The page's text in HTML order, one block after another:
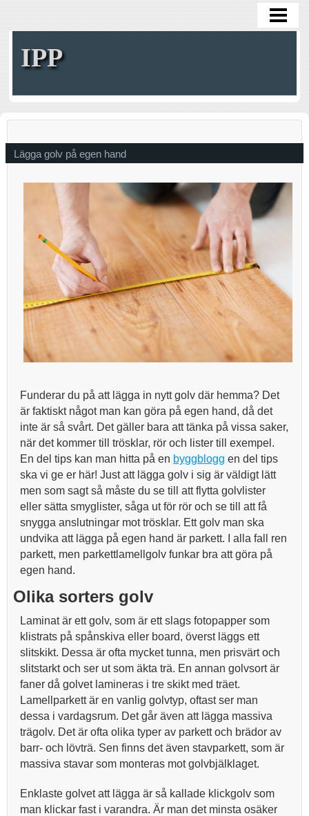
IPP
Lägga golv på egen hand
Funderar du på att lägga in nytt golv där hemma? Det
är faktiskt något man kan göra på egen hand, då det
inte är så svårt. Det gäller bara att tänka på vissa saker,
när det kommer till trösklar, rör och lister till exempel.
En del tips kan man hitta på en byggblogg en del tips
ska vi ge er här! Just att lägga golv i sig är väldigt lätt
men som sagt så måste du se till att flytta golvlister
eller sätta smyglister, såga ut för rör och se till att få
snygga anslutningar mot trösklar. Ett golv man ska
undvika att lägga på egen hand är parkett. I alla fall ren
parkett, men parkettlamellgolv funkar bra att göra på
egen hand.
Olika sorters golv
Laminat är ett golv, som är ett slags fotopapper som
klistrats på spånskiva eller board, överst läggs ett
slitskikt. Dessa är ofta mycket tunna, men prisvärt och
slitstarkt och ser ut som äkta trä. En annan golvsort är
faner då golvet lamineras i tre skikt med träet.
Lamellparkett är en vanlig golvtyp, oftast ser man
dessa i vardagsrum. Det går även att lägga massiva
trägolv. Det är ofta olika typer av parkett och brädor av
barr- och lövträ. Sen finns det även stavparkett, som är
massiva stavar som monteras mot golvbjälklaget.
Enklaste golvet att lägga är så kallade klickgolv som
man klickar fast i varandra. Är man det minsta osäker